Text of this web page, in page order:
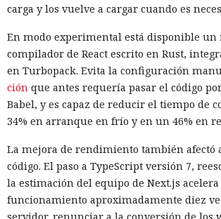
carga y los vuelve a cargar cuando es
En modo experimental está disponible un
compilador de React escrito en Rust,
en Turbopack. Evita la configuración
ción que antes requería pasar el código
Babel, y es capaz de reducir el tiempo de
34% en arranque en frío y en un 46% en
La mejora de rendimiento también afectó
código. El paso a TypeScript versión 7,
la estimación del equipo de Next.js
funcionamiento aproximadamente diez